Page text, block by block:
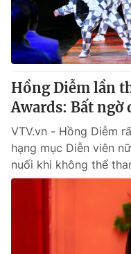
Thị trường 24h
VTV4
VTV9
Liên hệ tòa soạn
Hồng Diễm lần
Awards: Bất ngờ
VTV.vn - Hồng Diễm
hạng mục Diễn viên
nuối khi không thể